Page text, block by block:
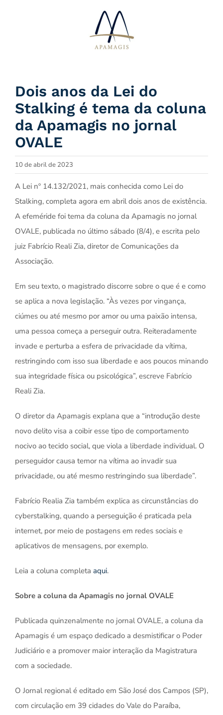
Dois anos da Lei do
Stalking é tema da coluna
da Apamagis no jornal
OVALE
10 de abril de 2023
A Lei nº 14.132/2021, mais conhecida como Lei do
Stalking, completa agora em abril dois anos de existência.
A efeméride foi tema da coluna da Apamagis no jornal
OVALE, publicada no último sábado (8/4), e escrita pelo
juiz Fabrício Reali Zia, diretor de Comunicações da
Associação.
Em seu texto, o magistrado discorre sobre o que é e como
se aplica a nova legislação. “Às vezes por vingança,
ciúmes ou até mesmo por amor ou uma paixão intensa,
uma pessoa começa a perseguir outra. Reiteradamente
invade e perturba a esfera de privacidade da vítima,
restringindo com isso sua liberdade e aos poucos minando
sua integridade física ou psicológica”, escreve Fabrício
Reali Zia.
O diretor da Apamagis explana que a “introdução deste
novo delito visa a coibir esse tipo de comportamento
nocivo ao tecido social, que viola a liberdade individual. O
perseguidor causa temor na vítima ao invadir sua
privacidade, ou até mesmo restringindo sua liberdade”.
Fabrício Realia Zia também explica as circunstâncias do
cyberstalking, quando a perseguição é praticada pela
internet, por meio de postagens em redes sociais e
aplicativos de mensagens, por exemplo.
Leia a coluna completa aqui.
Sobre a coluna da Apamagis no jornal OVALE
Publicada quinzenalmente no jornal OVALE, a coluna da
Apamagis é um espaço dedicado a desmistificar o Poder
Judiciário e a promover maior interação da Magistratura
com a sociedade.
O Jornal regional é editado em São José dos Campos (SP),
com circulação em 39 cidades do Vale do Paraíba,